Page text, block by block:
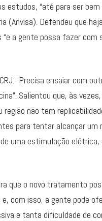
estudos, “até para ser
(Anvisa). Defendeu que
a gente possa fazer com
“Precisa ensaiar com
Salientou que, às
não tem
para tentar alcançar um
uma estimulação elétrica,
que o novo tratamento
com isso, a gente pode
e tanta dificuldade de